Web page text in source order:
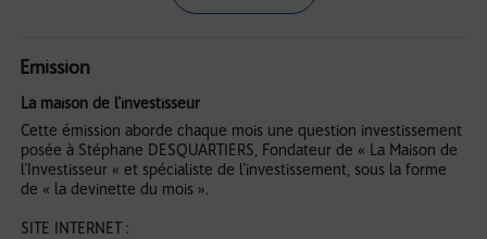
Emission
La maison de l'investisseur
Cette émission aborde chaque mois une question investissement
posée à Stéphane DESQUARTIERS, Fondateur de « La Maison de
l’Investisseur « et spécialiste de l'investissement, sous la forme
de « la devinette du mois ».
SITE INTERNET :